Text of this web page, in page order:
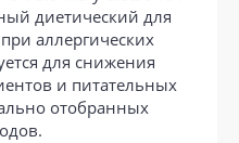
диетический для
аллергических
для снижения
и питательных
отобранных